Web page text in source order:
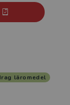
läromedel